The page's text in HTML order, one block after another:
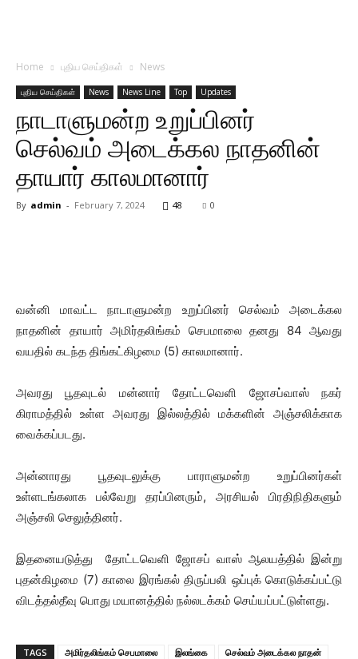
Home புதிய செய்திகள் News
புதிய செய்திகள் News News Line Top Updates
நாடாளுமன்ற உறுப்பினர்
செல்வம் அடைக்கல நாதனின்
தாயார் காலமானார்
By admin - February 7, 2024 48 0
வன்னி மாவட்ட நாடாளுமன்ற உறுப்பினர் செல்வம் அடைக்கல
நாதனின் தாயார் அமிர்தலிங்கம் செபமாலை தனது 84 ஆவது
வயதில் கடந்த திங்கட்கிழமை (5) காலமானார்.
அவரது பூதவுடல் மன்னார் தோட்டவெளி ஜோசப்வாஸ் நகர்
கிராமத்தில் உள்ள அவரது இல்லத்தில் மக்களின் அஞ்சலிக்காக
வைக்கப்படது.
அன்னாரது பூதவுடலுக்கு பாராளுமன்ற உறுப்பினர்கள்
உள்ளடங்கலாக பல்வேறு தரப்பினரும், அரசியல் பிரதிநிதிகளும்
அஞ்சலி செலுத்தினர்.
இதனையடுத்து தோட்டவெளி ஜோசப் வாஸ் ஆலயத்தில் இன்று
புதன்கிழமை (7) காலை இரங்கல் திருப்பலி ஒப்புக் கொடுக்கப்பட்டு
விடத்தல்தீவு பொது மயானத்தில் நல்லடக்கம் செய்யப்பட்டுள்ளது.
TAGS அமிர்தலிங்கம் செபமாலை இலங்கை
செல்வம் அடைக்கல நாதன்